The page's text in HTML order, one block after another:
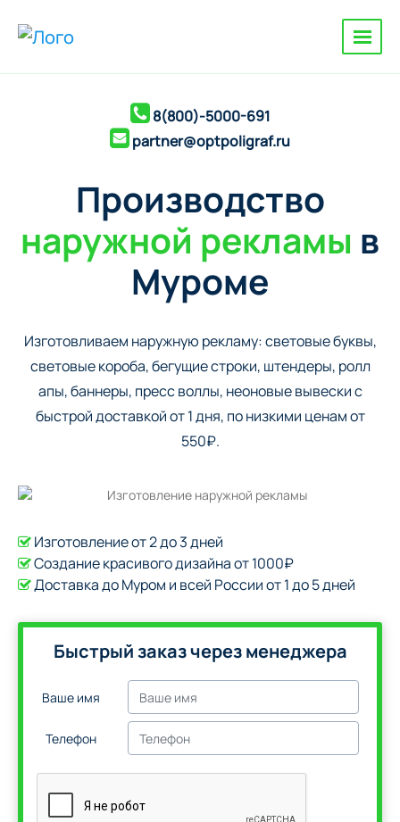
8(800)-5000-691
partner@optpoligraf.ru
Производство
наружной рекламы в
Муроме
Изготовливаем наружную рекламу: cветовые буквы,
cветовые короба, бегущие строки, штендеры, ролл
апы, баннеры, пресс воллы, неоновые вывески с
быстрой доставкой от 1 дня, по низкими ценам от
550₽.
Изготовление от 2 до 3 дней
Создание красивого дизайна от 1000₽
Доставка до Муром и всей России от 1 до 5 дней
Быстрый заказ через менеджера
Ваше имя
Телефон